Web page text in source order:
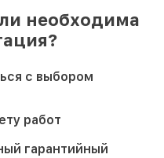
необходима
с выбором
работ
гарантийный